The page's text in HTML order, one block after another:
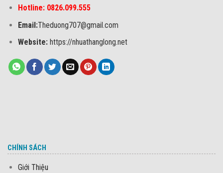
Hotline: 0826.099.555
Email:Theduong707@gmail.com
Website:https://nhuathanglong.net
CHÍNH SÁCH
Giới Thiệu